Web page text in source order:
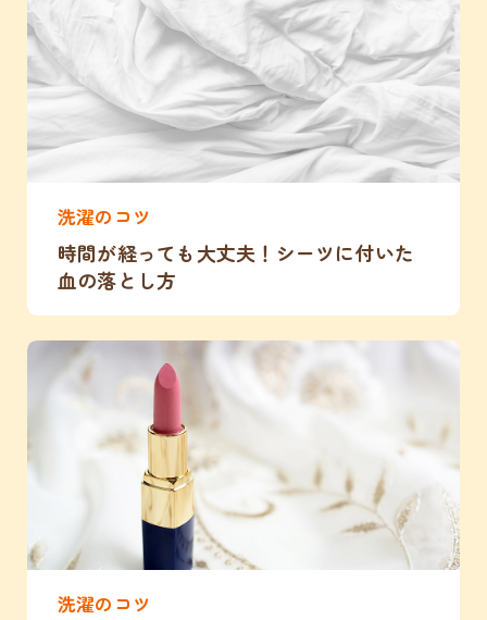
洗濯のコツ
時間が経っても大丈夫！シーツに付いた
血の落とし方
洗濯のコツ